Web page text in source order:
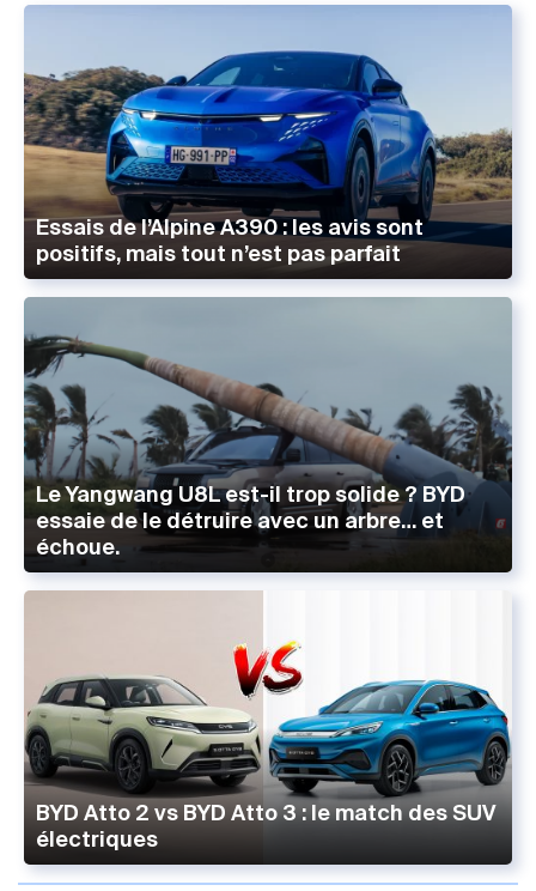
Essais de l’Alpine A390 : les avis sont
positifs, mais tout n’est pas parfait
Le Yangwang U8L est-il trop solide ? BYD
essaie de le détruire avec un arbre… et
échoue.
BYD Atto 2 vs BYD Atto 3 : le match des SUV
électriques